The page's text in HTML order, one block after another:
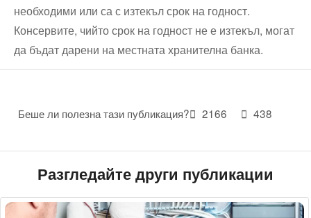
необходими или са с изтекъл срок на годност.
Консервите, чийто срок на годност не е изтекъл, могат
да бъдат дарени на местната хранителна банка.
Беше ли полезна тази публикация? 2166 438
Разгледайте други публикации